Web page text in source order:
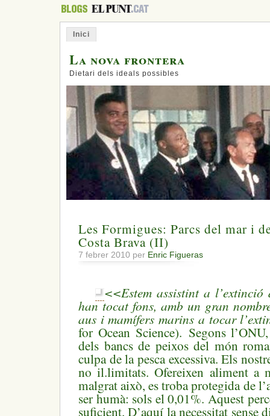
Inici
La nova frontera
Dietari dels ideals possibles
Les Formigues: Parcs del mar i
Costa Brava (II)
7 febrer 2010 per Enric Figueras
<<Estem assistint a
han tocat fons, amb un gran
aus i mamífers marins a tocar
for Ocean Science). Segons
dels bancs de peixos del món
culpa de la pesca excessiva. Els
no il.limitats. Ofereixen aliment a
malgrat això, es troba protegida de
ser humà: sols el 0,01%. Aquest
suficient. D’aquí la necessitat sense